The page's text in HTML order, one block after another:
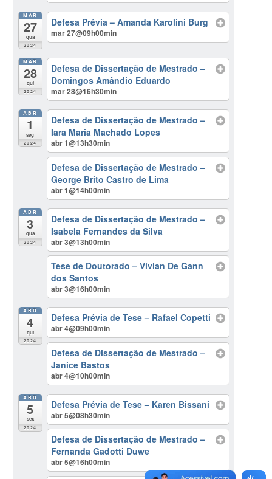
MAR
27
qua
2024
Defesa Prévia – Amanda Karolini Burg
mar 27@09h00min
MAR
28
qui
2024
Defesa de Dissertação de Mestrado –
Domingos Amândio Eduardo
mar 28@16h30min
ABR
1
seg
2024
Defesa de Dissertação de Mestrado –
Iara Maria Machado Lopes
abr 1@13h30min
Defesa de Dissertação de Mestrado –
George Brito Castro de Lima
abr 1@14h00min
ABR
3
qua
2024
Defesa de Dissertação de Mestrado –
Isabela Fernandes da Silva
abr 3@13h00min
Tese de Doutorado – Vívian De Gann
dos Santos
abr 3@16h00min
ABR
4
qui
2024
Defesa Prévia de Tese – Rafael Copetti
abr 4@09h00min
Defesa de Dissertação de Mestrado –
Janice Bastos
abr 4@10h00min
ABR
5
sex
2024
Defesa Prévia de Tese – Karen Bissani
abr 5@08h30min
Defesa de Dissertação de Mestrado –
Fernanda Gadotti Duwe
abr 5@16h00min